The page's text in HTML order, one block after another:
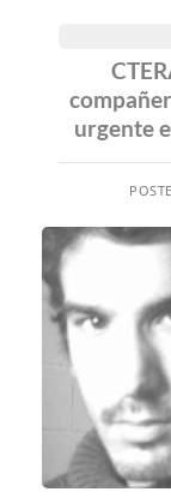
urgente